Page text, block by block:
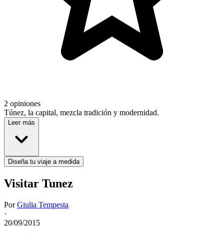
2 opiniones
Túnez, la capital, mezcla tradición y modernidad.
Leer más
Diseña tu viaje a medida
Visitar Tunez
PorGiulia Tempesta
·
20/09/2015